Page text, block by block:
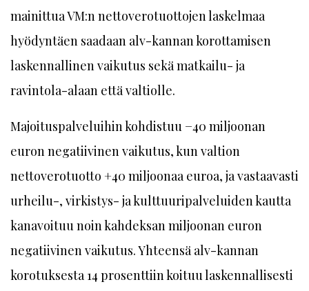
mainittua VM:n nettoverotuottojen laskelmaa
hyödyntäen saadaan alv-kannan korottamisen
laskennallinen vaikutus sekä matkailu- ja
ravintola-alaan että valtiolle.
Majoituspalveluihin kohdistuu −40 miljoonan
euron negatiivinen vaikutus, kun valtion
nettoverotuotto +40 miljoonaa euroa, ja vastaavasti
urheilu-, virkistys- ja kulttuuripalveluiden kautta
kanavoituu noin kahdeksan miljoonan euron
negatiivinen vaikutus. Yhteensä alv-kannan
korotuksesta 14 prosenttiin koituu laskennallisesti